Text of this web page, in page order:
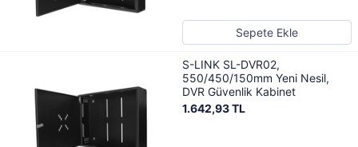
Sepete Ekle
S-LINK SL-DVR02,
550/450/150mm Yeni Nesil,
DVR Güvenlik Kabinet
1.642,93 TL